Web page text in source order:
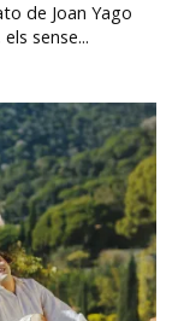
de Joan Yago
sense...